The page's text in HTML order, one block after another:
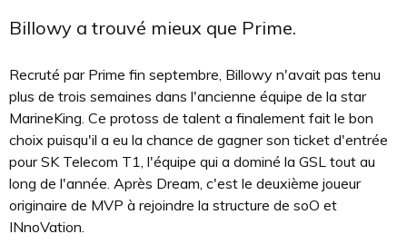
Billowy a trouvé mieux que Prime.
Recruté par Prime fin septembre, Billowy n'avait pas tenu
plus de trois semaines dans l'ancienne équipe de la star
MarineKing. Ce protoss de talent a finalement fait le bon
choix puisqu'il a eu la chance de gagner son ticket d'entrée
pour SK Telecom T1, l'équipe qui a dominé la GSL tout au
long de l'année. Après Dream, c'est le deuxième joueur
originaire de MVP à rejoindre la structure de soO et
INnoVation.